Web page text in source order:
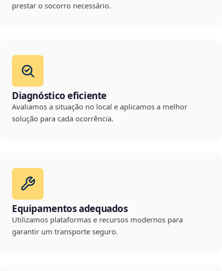
prestar o socorro necessário.
Diagnóstico eficiente
Avaliamos a situação no local e aplicamos a melhor
solução para cada ocorrência.
Equipamentos adequados
Utilizamos plataformas e recursos modernos para
garantir um transporte seguro.